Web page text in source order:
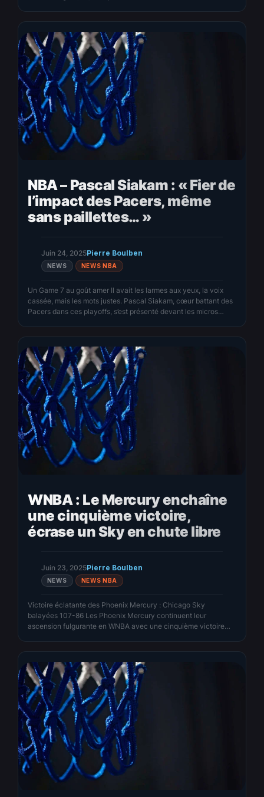
NBA – Pascal Siakam : « Fier de
l’impact des Pacers, même
sans paillettes… »
Juin 24, 2025Pierre Boulben
NEWS NEWS NBA
Un Game 7 au goût amer Il avait les larmes aux yeux, la voix
cassée, mais les mots justes. Pascal Siakam, cœur battant des
Pacers dans ces playoffs, s’est présenté devant les micros
WNBA : Le Mercury enchaîne
une cinquième victoire,
écrase un Sky en chute libre
Juin 23, 2025Pierre Boulben
NEWS NEWS NBA
Victoire éclatante des Phoenix Mercury : Chicago Sky
balayées 107-86 Les Phoenix Mercury continuent leur
ascension fulgurante en WNBA avec une cinquième victoire